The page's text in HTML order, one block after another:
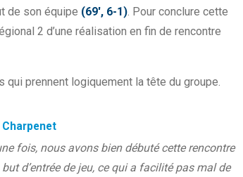
de son équipe (69′, 6-1). Pour conclure cette
2 d’une réalisation en fin de rencontre
qui prennent logiquement la tête du groupe.
fois, nous avons bien débuté cette rencontre
d’entrée de jeu, ce qui a facilité pas mal de